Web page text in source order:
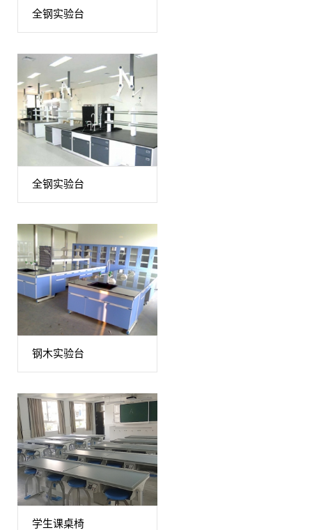
全钢实验台
全钢实验台
钢木实验台
学生课桌椅